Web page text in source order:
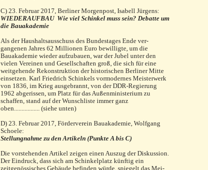
C) 23. Februar 2017, Berliner Morgenpost, Isabell Jürgens:
WIEDERAUFBAU Wie viel Schinkel muss sein? Debatte um
die Bauakademie
Als der Haushaltsausschuss des Bundestages Ende ver­
gangenen Jahres 62 Millionen Euro bewilligte, um die
Bauakademie wieder aufzubauen, war der Jubel unter den
vielen Vereinen und Gesellschaften groß, die sich für eine
weitgehende Rekonstruktion der historischen Berliner Mitte
einsetzen. Karl Friedrich Schinkels vormodernes Meisterwerk
von 1836, im Krieg ausgebrannt, von der DDR-Regierung
1962 abgerissen, um Platz für das Außen­ministerium zu
schaffen, stand auf der Wunschliste immer ganz
oben................. (siehe unten)
D) 23. Februar 2017, Förderverein Bauakademie, Wolfgang
Schoele:
Stellungnahme zu den Artikeln (Punkte A bis C)
Die vorstehenden Artikel zeigen einen Auszug der Diskus­sion.
Der Eindruck, dass sich am Schinkelplatz künftig ein
zeitgenössisches Gebäude befinden würde, spiegelt das Mei­